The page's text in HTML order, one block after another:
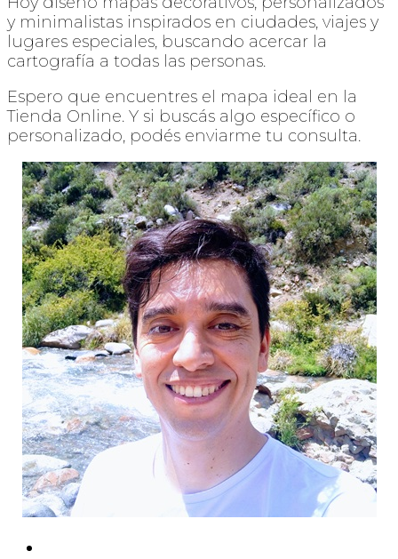
y minimalistas inspirados en ciudades, viajes y
lugares especiales, buscando acercar la
cartografía a todas las personas.
Espero que encuentres el mapa ideal en la
Tienda Online. Y si buscás algo específico o
personalizado, podés enviarme tu consulta.